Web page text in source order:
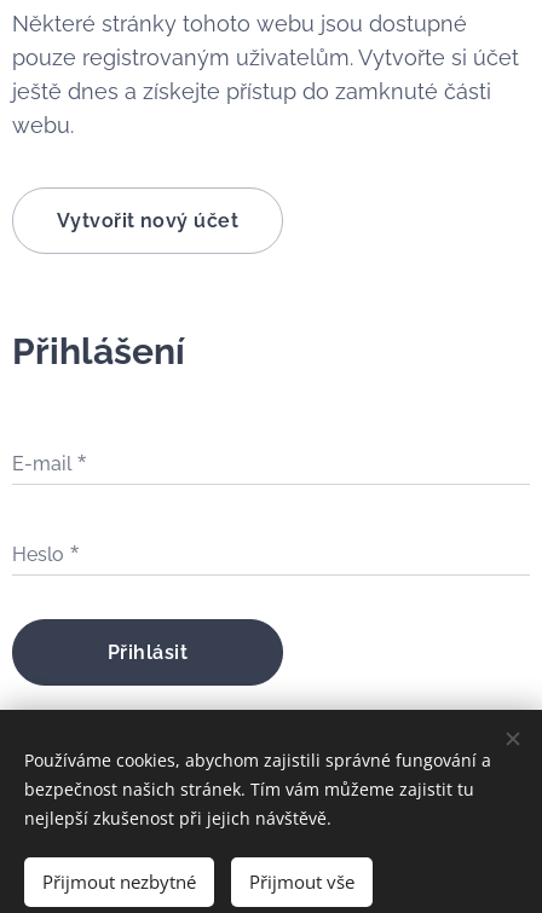
Některé stránky tohoto webu jsou dostupné
pouze registrovaným uživatelům. Vytvořte si účet
ještě dnes a získejte přístup do zamknuté části
webu.
Vytvořit nový účet
Přihlášení
E-mail
Heslo
Přihlásit
bratrfilip@gmail.com
FILIP MARIA ŠTOJDL
Používáme cookies, abychom zajistili správné fungování a
bezpečnost našich stránek. Tím vám můžeme zajistit tu
nejlepší zkušenost při jejich návštěvě.
Přijmout nezbytné Přijmout vše